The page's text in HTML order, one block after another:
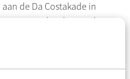
de Da Costakade in
en ben er de
buurvrouw liet me de
er als een blok voor. Ik